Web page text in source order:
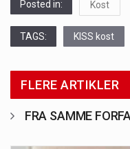
Posted in: Kost
TAGS: KISS kost
FLERE ARTIKLER
FRA SAMME